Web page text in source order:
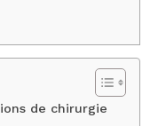
de chirurgie